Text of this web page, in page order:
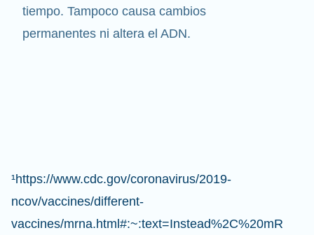
tiempo. Tampoco causa cambios
permanentes ni altera el ADN.
¹https://www.cdc.gov/coronavirus/2019-
ncov/vaccines/different-
vaccines/mrna.html#:~:text=Instead%2C%20mR